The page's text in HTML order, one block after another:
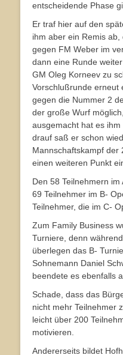
entscheidende Phase
Er traf hier auf den
ihm aber ein Remis
gegen FM Weber im
dann eine Runde
GM Oleg Korneev zu
Vorschlußrunde erneut
gegen die Nummer 2
der große Wurf
ausgemacht hat es
drauf saß er schon
Mannschaftskampf der
einen weiteren Punkt
Den 58 Teilnehmern
69 Teilnehmer im B-
Teilnehmer, die im C-
Zum Family Business
Turniere, denn
überlegen das B-
Sohnemann Daniel
beendete es ebenfalls
Schade, dass das
nicht mehr Teilnehmer
leicht über 200
motivieren.
Andererseits bildet